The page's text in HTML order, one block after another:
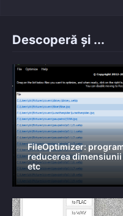
Descoperă și ...
FileOptimizer:
reducerea
etc